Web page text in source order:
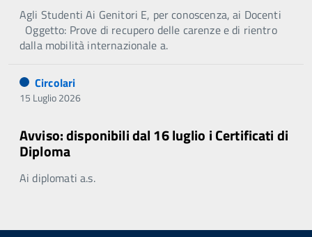
Agli Studenti Ai Genitori E, per conoscenza, ai Docenti
Oggetto: Prove di recupero delle carenze e di rientro
dalla mobilità internazionale a.
Circolari
15 Luglio 2026
Avviso: disponibili dal 16 luglio i Certificati di
Diploma
Ai diplomati a.s.